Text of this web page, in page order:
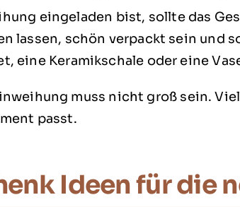
eingeladen bist, sollte das
lassen, schön verpackt sein und
eine Keramikschale oder eine
muss nicht groß sein.
passt.
Ideen für die